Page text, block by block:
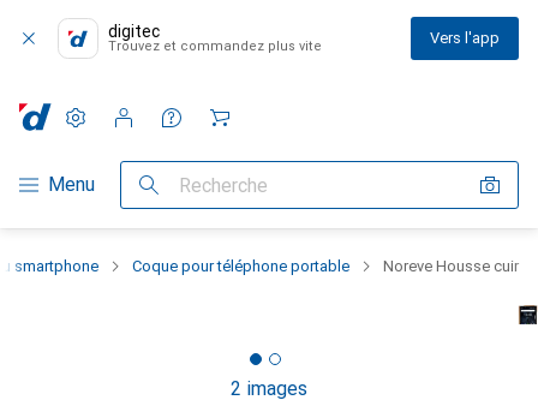
digitec
Trouvez et commandez plus vite Vers l'app
Navigation par catégorie
Menu Recherche
Paramètres
Compte client
Listes de comparaison
Listes d'envies
Panier
smartphone Coque pour téléphone portable Noreve Housse cuir
2 images